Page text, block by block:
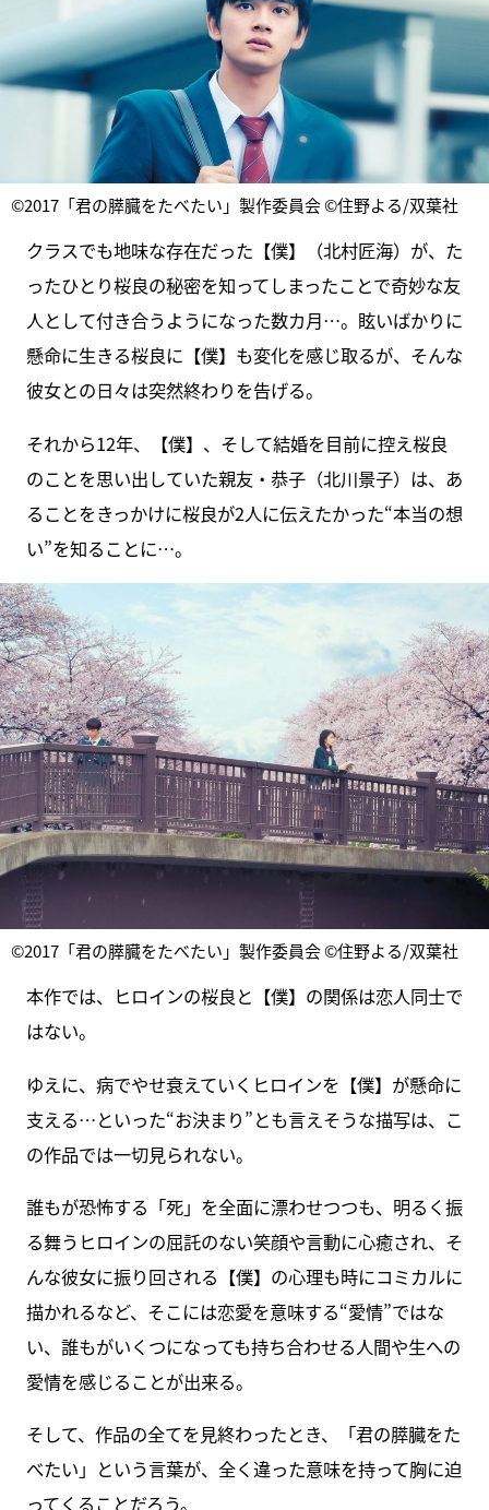
©2017「君の膵臓をたべたい」製作委員会 ©住野よる/双葉社
クラスでも地味な存在だった【僕】（北村匠海）が、た
ったひとり桜良の秘密を知ってしまったことで奇妙な友
人として付き合うようになった数カ月…。眩いばかりに
懸命に生きる桜良に【僕】も変化を感じ取るが、そんな
彼女との日々は突然終わりを告げる。
それから12年、【僕】、そして結婚を目前に控え桜良
のことを思い出していた親友・恭子（北川景子）は、あ
ることをきっかけに桜良が2人に伝えたかった“本当の想
い”を知ることに…。
©2017「君の膵臓をたべたい」製作委員会 ©住野よる/双葉社
本作では、ヒロインの桜良と【僕】の関係は恋人同士で
はない。
ゆえに、病でやせ衰えていくヒロインを【僕】が懸命に
支える…といった“お決まり”とも言えそうな描写は、こ
の作品では一切見られない。
誰もが恐怖する「死」を全面に漂わせつつも、明るく振
る舞うヒロインの屈託のない笑顔や言動に心癒され、そ
んな彼女に振り回される【僕】の心理も時にコミカルに
描かれるなど、そこには恋愛を意味する“愛情”ではな
い、誰もがいくつになっても持ち合わせる人間や生への
愛情を感じることが出来る。
そして、作品の全てを見終わったとき、「君の膵臓をた
べたい」という言葉が、全く違った意味を持って胸に迫
ってくることだろう。